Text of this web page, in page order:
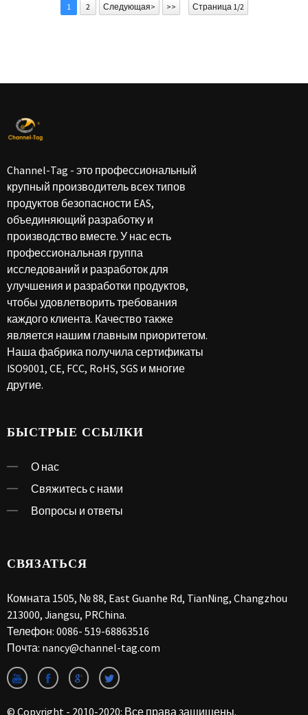
1 2 Следующая> >> Страница 1/2
Channel-Tag - это профессиональный
крупный производитель всех типов
продуктов безопасности EAS,
объединяющий разработку и
производство вместе. У нас есть
профессиональная группа
исследований и разработок для
улучшения и разработки продуктов,
чтобы удовлетворить требования
каждого клиента. Качество также
является нашим главным приоритетом.
Наша фабрика получила сертификаты
ISO9001, CE, FCC, RoHS, SGS и многие
другие.
БЫСТРЫЕ ССЫЛКИ
О нас
Свяжитесь с нами
Вопросы и ответы
СВЯЗАТЬСЯ
Комната 1505, № 88, East Guanhe Rd, TianNing, Changzhou
213000, Jiangsu, PRChina.
Телефон: 0086- 519-68863516
Почта: nancy@channel-tag.com
© Copyright - 2010-2020: Все права защищены.